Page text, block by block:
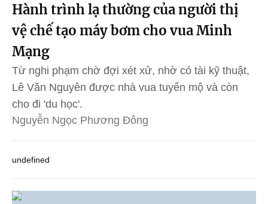
Hành trình lạ thường của người thị
vệ chế tạo máy bơm cho vua Minh
Mạng
Từ nghi phạm chờ đợi xét xử, nhờ có tài kỹ thuật,
Lê Văn Nguyên được nhà vua tuyển mộ và còn
cho đi 'du học'.
Nguyễn Ngọc Phương Đông
undefined